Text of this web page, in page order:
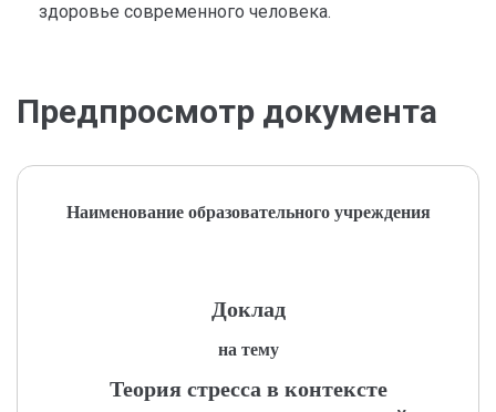
здоровье современного человека.
Предпросмотр документа
Наименование образовательного учреждения
Доклад
на тему
Теория стресса в контексте